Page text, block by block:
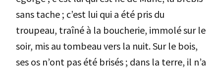
sans tache ; c’est lui qui a été pris du
troupeau, traîné à la boucherie, immolé sur le
soir, mis au tombeau vers la nuit. Sur le bois,
ses os n’ont pas été brisés ; dans la terre, il n’a